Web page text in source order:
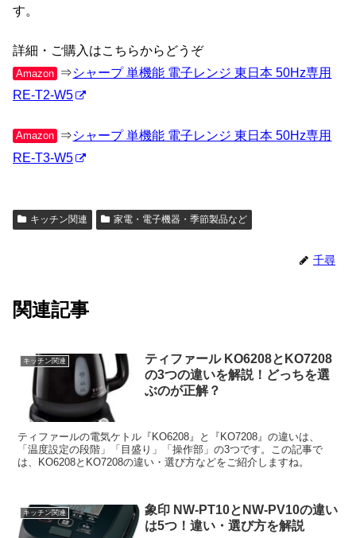
す。
詳細・ご購入はこちらからどうぞ
Amazon ⇒シャープ 単機能 電子レンジ 東日本 50Hz専用
RE-T2-W5
Amazon ⇒シャープ 単機能 電子レンジ 東日本 50Hz専用
RE-T3-W5
キッチン関連 家電・電子機器・季節製品など
千尋
関連記事
キッチン関連
ティファール KO6208とKO7208
の3つの違いを解説！どっちを選
ぶのが正解？
ティファールの電気ケトル『KO6208』と『KO7208』の違いは、
「温度設定の段階」「目盛り」「操作部」の3つです。この記事で
は、KO6208とKO7208の違い・選び方などをご紹介しますね。
キッチン関連
象印 NW-PT10とNW-PV10の違い
は5つ！違い・選び方を解説